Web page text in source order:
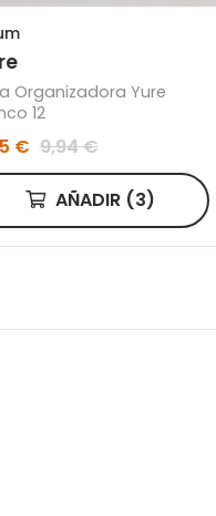
Organizadora Yure
12
€ 9,94 €
AÑADIR (3)